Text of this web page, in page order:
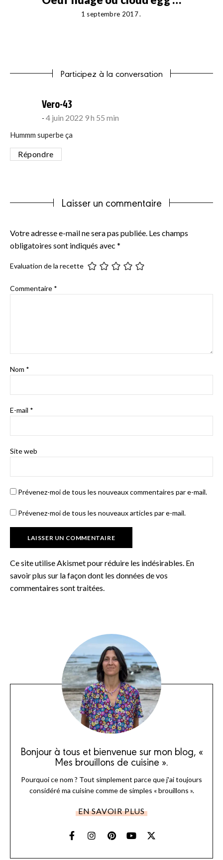
1 septembre 2017
Participez à la conversation
Vero-43
4 juin 2022 9 h 55 min
Hummm superbe ça
Répondre
Laisser un commentaire
Votre adresse e-mail ne sera pas publiée. Les champs
obligatoires sont indiqués avec *
Evaluation de la recette
Commentaire *
Nom *
E-mail *
Site web
Prévenez-moi de tous les nouveaux commentaires par e-mail.
Prévenez-moi de tous les nouveaux articles par e-mail.
Ce site utilise Akismet pour réduire les indésirables. En
savoir plus sur la façon dont les données de vos
commentaires sont traitées.
Bonjour à tous et bienvenue sur mon blog, «
Mes brouillons de cuisine ».
Pourquoi ce nom ? Tout simplement parce que j'ai toujours
considéré ma cuisine comme de simples « brouillons ».
EN SAVOIR PLUS